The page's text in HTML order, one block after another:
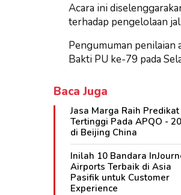
Acara ini
terhadap pengelolaan
Pengumuman penilaian
Bakti PU ke-79 pada
Baca Juga
Jasa Marga Raih Predikat
Tertinggi Pada APQO -
di Beijing China
Inilah 10 Bandara
Airports Terbaik di Asia
Pasifik untuk Customer
Experience